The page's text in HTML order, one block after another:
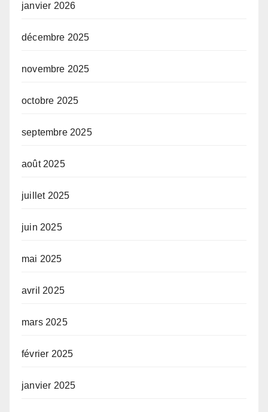
janvier 2026
décembre 2025
novembre 2025
octobre 2025
septembre 2025
août 2025
juillet 2025
juin 2025
mai 2025
avril 2025
mars 2025
février 2025
janvier 2025